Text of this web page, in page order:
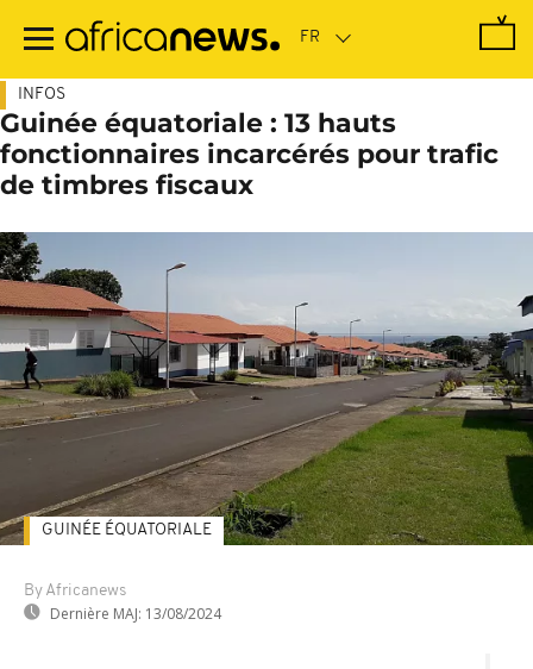
contenu
INFOS
Guinée équatoriale : 13 hauts
fonctionnaires incarcérés pour trafic
de timbres fiscaux
By Africanews
Dernière MAJ: 13/08/2024
GUINÉE ÉQUATORIALE